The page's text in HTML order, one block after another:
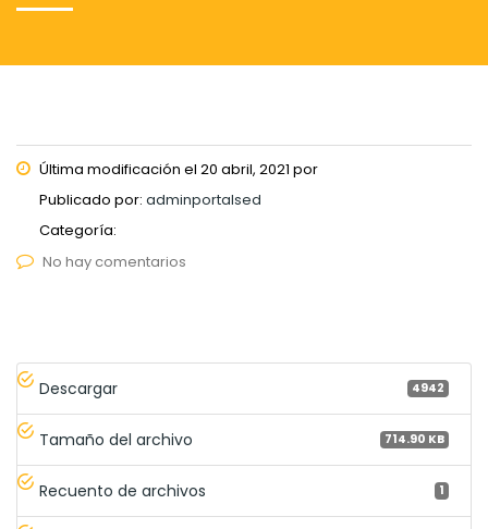
Última modificación el 20 abril, 2021 por
Publicado por: adminportalsed
Categoría:
No hay comentarios
Descargar 4942
Tamaño del archivo 714.90 KB
Recuento de archivos 1